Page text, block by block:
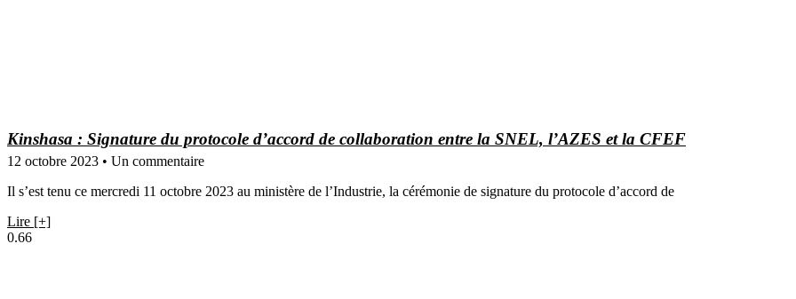
Kinshasa : Signature du protocole d’accord de collaboration entre la SNEL, l’AZES et la CFEF
12 octobre 2023
Un commentaire
Il s’est tenu ce mercredi 11 octobre 2023 au ministère de l’Industrie, la cérémonie de signature du protocole d’accord de
Lire [+]